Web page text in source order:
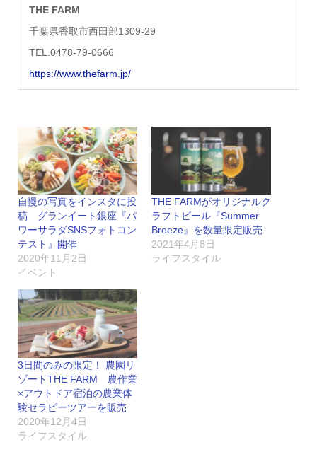
THE FARM
千葉県香取市西田部1309-29
TEL.0478-79-0666
https://www.thefarm.jp/
自慢の写真をインスタに投
稿 グランイート銀座『パ
ワーサラダSNSフォトコン
テスト』開催
2020年11月2日
イベント
THE FARMがオリジナルク
ラフトビール『Summer
Breeze』を数量限定販売
2021年4月8日
ライフスタイル
3日間のみの限定！ 農園リ
ゾートTHE FARM 農作業
×アウトドア宿泊の農業体
験セラピーツアーを販売
2020年12月4日
ライフスタイル